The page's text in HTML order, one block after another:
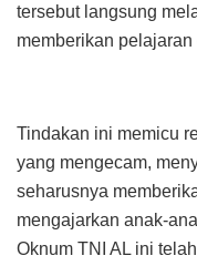
tersebut langsung
memberikan
Tindakan ini memicu
yang mengecam,
seharusnya
mengajarkan anak-
Oknum TNI AL ini